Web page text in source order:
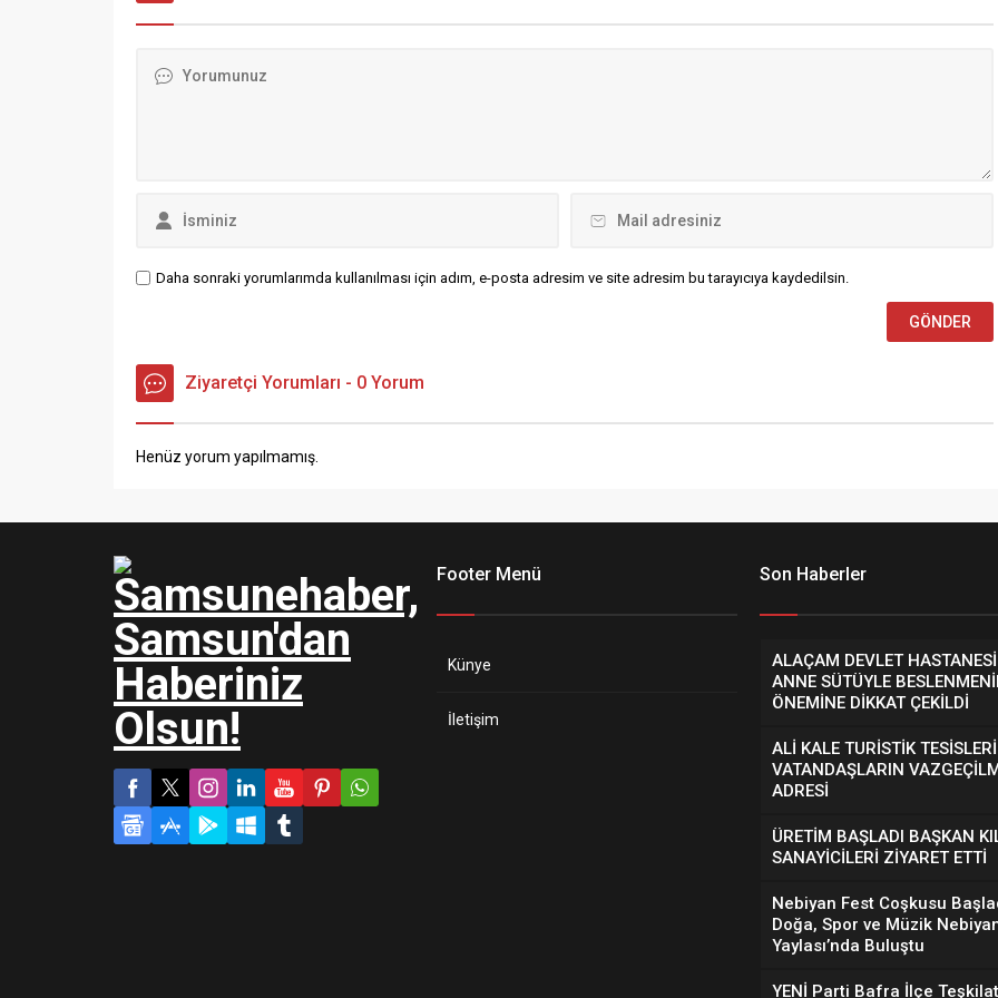
Meydanın da Cumartesi saat
19:00’da başlayacak. Konserde,
Rumeli Ekrem ve IIire İsmajli İpekli
programa katıldı. Bafra TSO Başkan
nedeniyle karayolu ile seyahat
Daha sonraki yorumlarımda kullanılması için adım, e-posta adresim ve site adresim bu tarayıcıya kaydedilsin.
Ziyaretçi Yorumları - 0 Yorum
Henüz yorum yapılmamış.
Footer Menü
Künye
İletişim
Son Haberler
ALAÇAM DEVLET
ANNE SÜTÜYLE
ÖNEMİNE DİKKAT ÇEKİLDİ
ALİ KALE TURİSTİK TESİSLERİ
VATANDAŞLARIN
ADRESİ
ÜRETİM BAŞLADI BAŞKAN
SANAYİCİLERİ ZİYARET ETTİ
Nebiyan Fest Coşkusu
Doğa, Spor ve Müzik
Yaylası’nda Buluştu
YENİ Parti Bafra İlçe